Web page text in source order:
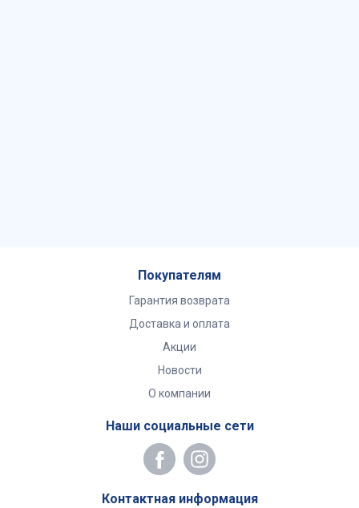
Покупателям
Гарантия возврата
Доставка и оплата
Акции
Новости
О компании
Наши социальные сети
Контактная информация